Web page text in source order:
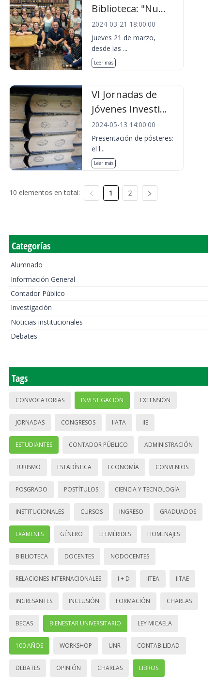
Biblioteca: "Nu...
2024-03-21 18:00:00
Jueves 21 de marzo,
desde las ...
Leer más
VI Jornadas de
Jóvenes Investi...
2024-05-13 14:00:00
Presentación de pósteres:
el l...
Leer más
10 elementos en total: 1 2
Categorías
Alumnado
Información General
Contador Público
Investigación
Noticias institucionales
Debates
Tags
CONVOCATORIAS INVESTIGACIÓN EXTENSIÓN
JORNADAS CONGRESOS IIATA IIE
ESTUDIANTES CONTADOR PÚBLICO ADMINISTRACIÓN
TURISMO ESTADÍSTICA ECONOMÍA CONVENIOS
POSGRADO POSTÍTULOS CIENCIA Y TECNOLOGÍA
INSTITUCIONALES CURSOS INGRESO GRADUADOS
EXÁMENES GÉNERO EFEMÉRIDES HOMENAJES
BIBLIOTECA DOCENTES NODOCENTES
RELACIONES INTERNACIONALES I + D IITEA IITAE
INGRESANTES INCLUSIÓN FORMACIÓN CHARLAS
BECAS BIENESTAR UNIVERSITARIO LEY MICAELA
100 AÑOS WORKSHOP UNR CONTABILIDAD
DEBATES OPINIÓN CHARLAS LIBROS